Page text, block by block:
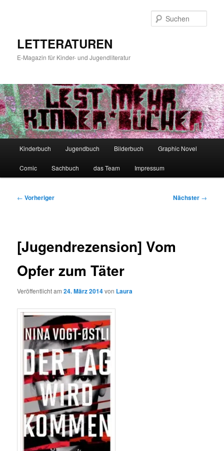
LETTERATUREN
E-Magazin für Kinder- und Jugendliteratur
Kinderbuch Jugendbuch Bilderbuch Graphic Novel
Comic Sachbuch das Team Impressum
Beitragsnavigation
← Vorheriger Nächster →
[Jugendrezension] Vom
Opfer zum Täter
Veröffentlicht am24. März 2014von Laura